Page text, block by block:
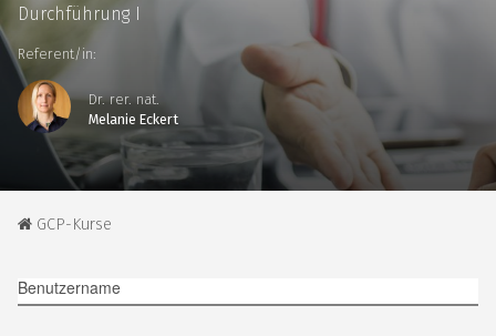
Durchführung I
Referent/in:
Dr. rer. nat.
Melanie Eckert
GCP-Kurse
Benutzername